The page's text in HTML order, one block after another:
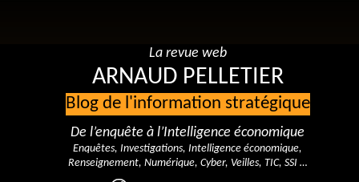
La revue web
ARNAUD PELLETIER
Blog de l'information stratégique
De l’enquête à l’Intelligence économique
Enquêtes, Investigations, Intelligence économique,
Renseignement, Numérique, Cyber, Veilles, TIC, SSI …